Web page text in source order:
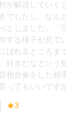
が解読していく
でしたし、なん
としました。「
する様子が見て
ばれるところま
好きだなという
相合傘をした相
ってもいいです
★3